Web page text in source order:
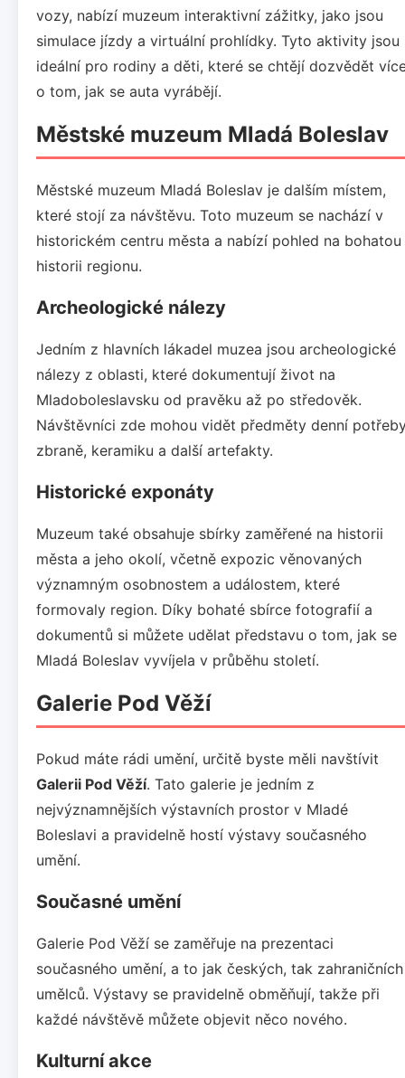
vozy, nabízí muzeum interaktivní zážitky, jako jsou
simulace jízdy a virtuální prohlídky. Tyto aktivity jsou
ideální pro rodiny a děti, které se chtějí dozvědět
o tom, jak se auta vyrábějí.
Městské muzeum Mladá Boleslav
Městské muzeum Mladá Boleslav je dalším místem,
které stojí za návštěvu. Toto muzeum se nachází v
historickém centru města a nabízí pohled na bohatou
historii regionu.
Archeologické nálezy
Jedním z hlavních lákadel muzea jsou archeologické
nálezy z oblasti, které dokumentují život na
Mladoboleslavsku od pravěku až po středověk.
Návštěvníci zde mohou vidět předměty denní
zbraně, keramiku a další artefakty.
Historické exponáty
Muzeum také obsahuje sbírky zaměřené na historii
města a jeho okolí, včetně expozic věnovaných
významným osobnostem a událostem, které
formovaly region. Díky bohaté sbírce fotografií a
dokumentů si můžete udělat představu o tom, jak se
Mladá Boleslav vyvíjela v průběhu století.
Galerie Pod Věží
Pokud máte rádi umění, určitě byste měli navštívit
Galerii Pod Věží. Tato galerie je jedním z
nejvýznamnějších výstavních prostor v Mladé
Boleslavi a pravidelně hostí výstavy současného
umění.
Současné umění
Galerie Pod Věží se zaměřuje na prezentaci
současného umění, a to jak českých, tak zahraničních
umělců. Výstavy se pravidelně obměňují, takže při
každé návštěvě můžete objevit něco nového.
Kulturní akce